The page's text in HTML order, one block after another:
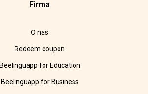
Firma
O nas
Redeem coupon
Beelinguapp for Education
Beelinguapp for Business